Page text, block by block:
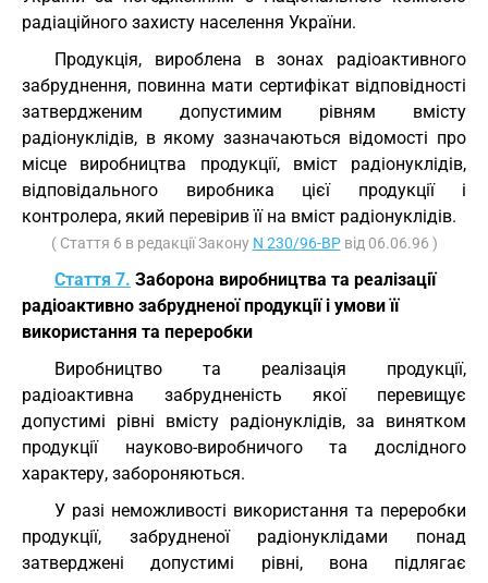
радіаційного захисту населення України.
Продукція, вироблена в зонах радіоактивного
забруднення, повинна мати сертифікат відповідності
затвердженим допустимим рівням вмісту
радіонуклідів, в якому зазначаються відомості про
місце виробництва продукції, вміст радіонуклідів,
відповідального виробника цієї продукції і
контролера, який перевірив її на вміст радіонуклідів.
( Стаття 6 в редакції Закону N 230/96-ВРвід 06.06.96 )
Стаття 7. Заборона виробництва та реалізації
радіоактивно забрудненої продукції і умови її
використання та переробки
Виробництво та реалізація продукції,
радіоактивна забрудненість якої перевищує
допустимі рівні вмісту радіонуклідів, за винятком
продукції науково-виробничого та дослідного
характеру, забороняються.
У разі неможливості використання та переробки
продукції, забрудненої радіонуклідами понад
затверджені допустимі рівні, вона підлягає